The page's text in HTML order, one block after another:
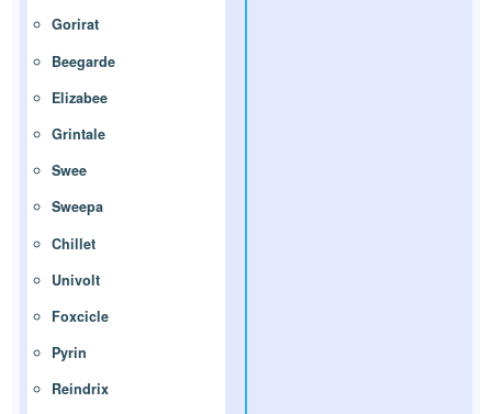
Gorirat
Beegarde
Elizabee
Grintale
Swee
Sweepa
Chillet
Univolt
Foxcicle
Pyrin
Reindrix